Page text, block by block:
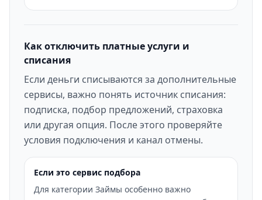
Как отключить платные услуги и
списания
Если деньги списываются за дополнительные
сервисы, важно понять источник списания:
подписка, подбор предложений, страховка
или другая опция. После этого проверяйте
условия подключения и канал отмены.
Если это сервис подбора
Для категории Займы особенно важно